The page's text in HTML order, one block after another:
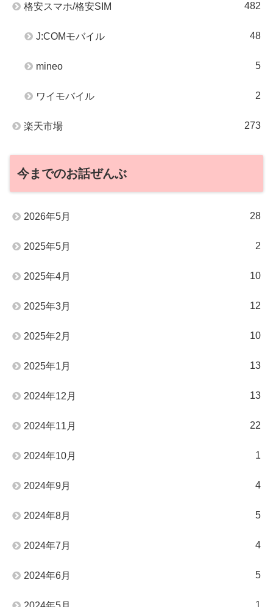
格安スマホ/格安SIM 482
J:COMモバイル 48
mineo 5
ワイモバイル 2
楽天市場 273
今までのお話ぜんぶ
2026年5月 28
2025年5月 2
2025年4月 10
2025年3月 12
2025年2月 10
2025年1月 13
2024年12月 13
2024年11月 22
2024年10月 1
2024年9月 4
2024年8月 5
2024年7月 4
2024年6月 5
1